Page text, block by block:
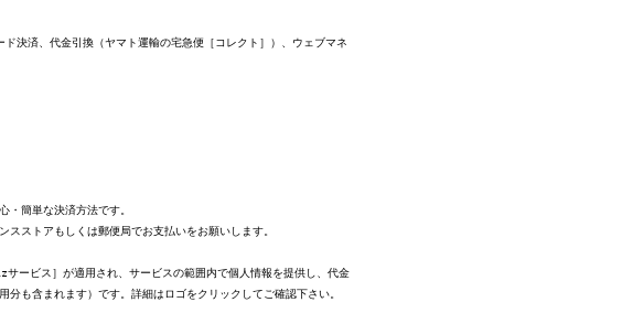
決済、代金引換（ヤマト運輸の宅急便［コレクト］）、ウェブマネ
・簡単な決済方法です。
ストアもしくは郵便局でお支払いをお願いします。
ービス］が適用され、サービスの範囲内で個人情報を提供し、代金
分も含まれます）です。 詳細はロゴをクリックしてご確認下さい。